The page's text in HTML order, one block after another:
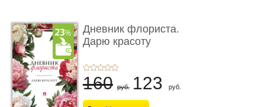
Дневник флориста.
Дарю красоту
160 руб. 123 руб.